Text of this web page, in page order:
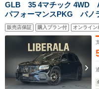
GLB 35 4マチック 4WD
パフォーマンスPKG パノ
フ HARTGE20インチ
ACC 前後ドラレコ 社外
販売店保証 購入プラン付 オンライン